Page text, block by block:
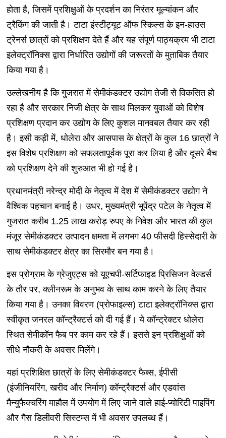
होता है, जिसमें प्रशिक्षुओं के प्रदर्शन का निरंतर मूल्यांकन और
ट्रैकिंग की जाती है। टाटा इंस्टीट्यूट ऑफ स्किल्स के इन-हाउस
ट्रेनर्स छात्रों को प्रशिक्षण देते हैं और यह संपूर्ण पाठ्यक्रम भी टाटा
इलेक्ट्रॉनिक्स द्वारा निर्धारित उद्योगों की जरूरतों के मुताबिक तैयार
किया गया है।
उल्लेखनीय है कि गुजरात में सेमीकंडक्टर उद्योग तेजी से विकसित हो
रहा है और सरकार निजी क्षेत्र के साथ मिलकर युवाओं को विशेष
प्रशिक्षण प्रदान कर उद्योग के लिए कुशल मानवबल तैयार कर रही
है। इसी कड़ी में, धोलेरा और आसपास के क्षेत्रों के कुल 16 छात्रों ने
इस विशेष प्रशिक्षण को सफलतापूर्वक पूरा कर लिया है और दूसरे बैच
को प्रशिक्षण देने की शुरुआत भी हो गई है।
प्रधानमंत्री नरेन्द्र मोदी के नेतृत्व में देश में सेमीकंडक्टर उद्योग ने
वैश्विक पहचान बनाई है। उधर, मुख्यमंत्री भूपेंद्र पटेल के नेतृत्व में
गुजरात करीब 1.25 लाख करोड़ रुपए के निवेश और भारत की कुल
मंजूर सेमीकंडक्टर उत्पादन क्षमता में लगभग 40 फीसदी हिस्सेदारी के
साथ सेमीकंडक्टर क्षेत्र का सिरमौर बन गया है।
इस प्रोग्राम के ग्रेजुएट्स को यूएचपी-सर्टिफाइड प्रिसिजन वेल्डर्स
के तौर पर, क्लीनरूम के अनुभव के साथ काम करने के लिए तैयार
किया गया है। उनका विवरण (प्रोफाइल्स) टाटा इलेक्ट्रॉनिक्स द्वारा
स्वीकृत जनरल कॉन्ट्रैक्टर्स को दी गई हैं। ये कॉन्ट्रेक्टर धोलेरा
स्थित सेमीकॉन फैब पर काम कर रहे हैं। इससे इन प्रशिक्षुओं को
सीधे नौकरी के अवसर मिलेंगे।
यहां प्रशिक्षित छात्रों के लिए सेमीकंडक्टर फैब्स, ईपीसी
(इंजीनियरिंग, खरीद और निर्माण) कॉन्ट्रैक्टर्स और एडवांस
मैन्युफैक्चरिंग माहौल में उपयोग में लिए जाने वाले हाई-प्योरिटी पाइपिंग
और गैस डिलीवरी सिस्टम्स में भी अवसर उपलब्ध हैं।